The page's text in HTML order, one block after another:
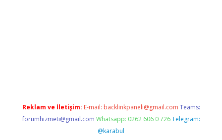
Reklam ve İletişim: E-mail: backlinkpaneli@gmail.com Teams:
forumhizmeti@gmail.com Whatsapp: 0262 606 0 726 Telegram:
@karabul